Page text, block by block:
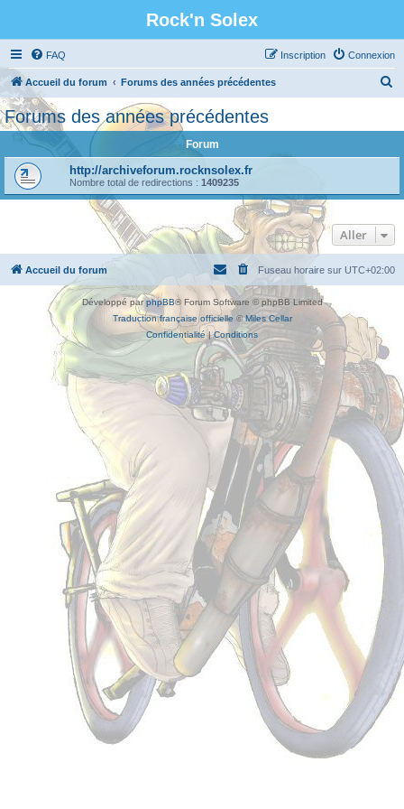
Rock'n Solex
FAQ Connexion
Inscription
Accueil du forum Forums des années précédentes
e
r
Forums des années précédentes
Forum
http://archiveforum.rocknsolex.fr
Nombre total de redirections : 1409235
Aller
Accueil du forum Fuseau horaire sur UTC+02:00
Développé par phpBB® Forum Software © phpBB Limited
Traduction française officielle ©Miles Cellar
Confidentialité|Conditions